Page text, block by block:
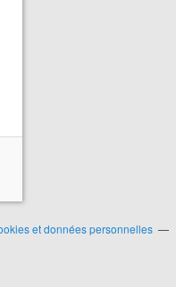
et données personnelles